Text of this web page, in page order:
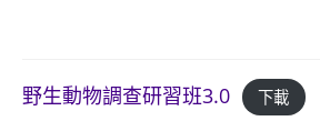
野生動物調查研習班3.0 下載